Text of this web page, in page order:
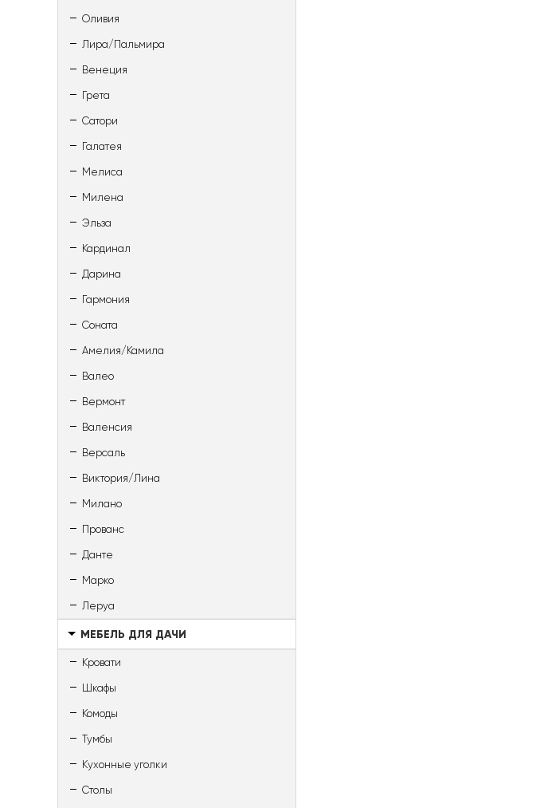
Оливия
Лира/Пальмира
Венеция
Грета
Сатори
Галатея
Мелиса
Милена
Эльза
Кардинал
Дарина
Гармония
Соната
Амелия/Камила
Валео
Вермонт
Валенсия
Версаль
Виктория/Лина
Милано
Прованс
Данте
Марко
Леруа
МЕБЕЛЬ ДЛЯ ДАЧИ
Кровати
Шкафы
Комоды
Тумбы
Кухонные уголки
Столы